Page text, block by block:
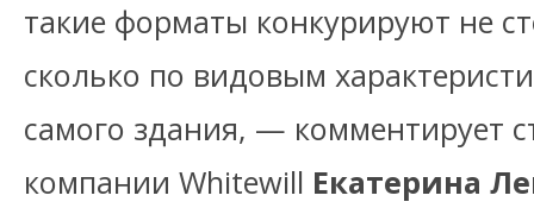
такие форматы конкурируют не
сколько по видовым
самого здания, — комментирует
компании Whitewill Екатерина